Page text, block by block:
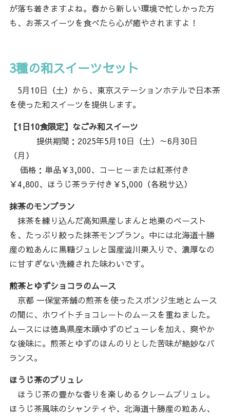
が落ち着きますよね。春から新しい環境で忙しかった方
も、お茶スイーツを食べたら心が癒やされますよ！
3種の和スイーツセット
5月10日（土）から、東京ステーションホテルで日本茶
を使った和スイーツを提供します。
【1日10食限定】なごみ和スイーツ
提供期間：2025年5月10日（土）～6月30日
（月）
価格：単品￥3,000、コーヒーまたは紅茶付き
￥4,800、ほうじ茶ラテ付き￥5,000（各税サ込）
抹茶のモンブラン
抹茶を練り込んだ高知県産しまんと地栗のペースト
を、たっぷり絞った抹茶モンブラン。中には北海道十勝
産の粒あんに黒糖ジュレと国産澁川栗入りで、濃厚なの
に甘すぎない洗練された味わいです。
煎茶とゆずショコラのムース
京都 一保堂茶舗の煎茶を使ったスポンジ生地とムース
の間に、ホワイトチョコレートのムースを重ねました。
ムースには徳島県産木頭ゆずのピューレを加え、爽やか
な後味に。煎茶とゆずのほんのりとした苦味が絶妙なバ
ランス。
ほうじ茶のブリュレ
ほうじ茶の豊かな香りを楽しめるクレームブリュレ。
ほうじ茶風味のシャンティや、北海道十勝産の粒あん、